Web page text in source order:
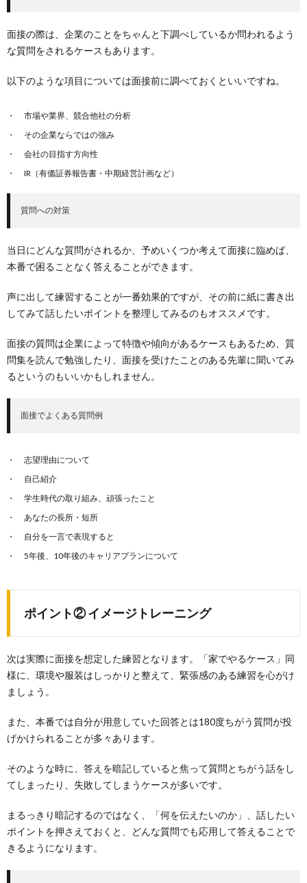
面接の際は、企業のことをちゃんと下調べしているか問われるよう
な質問をされるケースもあります。
以下のような項目については面接前に調べておくといいですね。
市場や業界、競合他社の分析
その企業ならではの強み
会社の目指す方向性
IR（有価証券報告書・中期経営計画など）
質問への対策
当日にどんな質問がされるか、予めいくつか考えて面接に臨めば、
本番で困ることなく答えることができます。
声に出して練習することが一番効果的ですが、その前に紙に書き出
してみて話したいポイントを整理してみるのもオススメです。
面接の質問は企業によって特徴や傾向があるケースもあるため、質
問集を読んで勉強したり、面接を受けたことのある先輩に聞いてみ
るというのもいいかもしれません。
面接でよくある質問例
志望理由について
自己紹介
学生時代の取り組み、頑張ったこと
あなたの長所・短所
自分を一言で表現すると
5年後、10年後のキャリアプランについて
ポイント② イメージトレーニング
次は実際に面接を想定した練習となります。「家でやるケース」同
様に、環境や服装はしっかりと整えて、緊張感のある練習を心がけ
ましょう。
また、本番では自分が用意していた回答とは180度ちがう質問が投
げかけられることが多々あります。
そのような時に、答えを暗記していると焦って質問とちがう話をし
てしまったり、失敗してしまうケースが多いです。
まるっきり暗記するのではなく、「何を伝えたいのか」、話したい
ポイントを押さえておくと、どんな質問でも応用して答えることで
きるようになります。